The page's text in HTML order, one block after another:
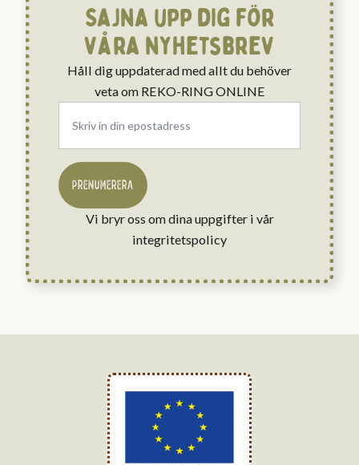
Sajna upp dig för
våra nyhetsbrev
Håll dig uppdaterad med allt du behöver
veta om REKO-RING ONLINE
Email
PRENUMERERA
Vi bryr oss om dina uppgifter i vår
integritetspolicy